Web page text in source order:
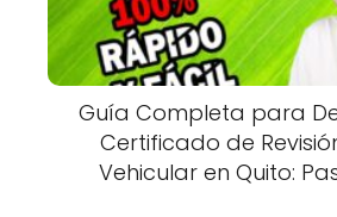
Guía Completa para
Certificado de
Vehicular en Quito: